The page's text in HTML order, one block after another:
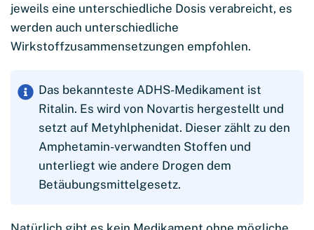
jeweils eine unterschiedliche Dosis verabreicht, es
werden auch unterschiedliche
Wirkstoffzusammensetzungen empfohlen.
Das bekannteste ADHS-Medikament ist
Ritalin. Es wird von Novartis hergestellt und
setzt auf Metyhlphenidat. Dieser zählt zu den
Amphetamin-verwandten Stoffen und
unterliegt wie andere Drogen dem
Betäubungsmittelgesetz.